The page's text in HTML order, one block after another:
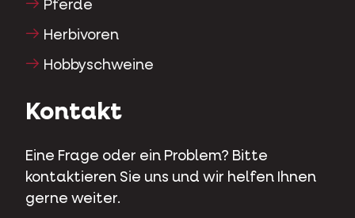
Pferde
Herbivoren
Hobbyschweine
Kontakt
Eine Frage oder ein Problem? Bitte
kontaktieren Sie uns und wir helfen Ihnen
gerne weiter.